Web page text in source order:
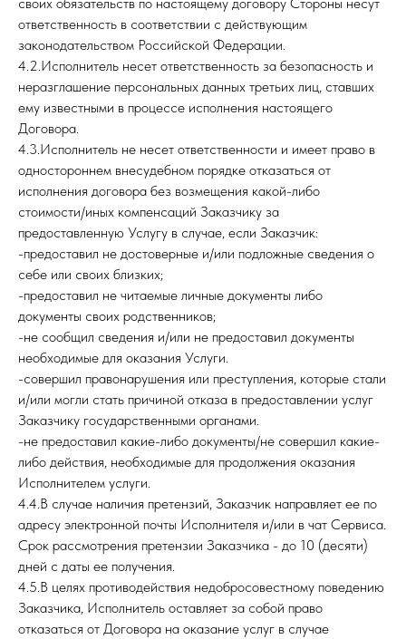
ответственность в соответствии с действующим
законодательством Российской Федерации.
4.2.Исполнитель несет ответственность за безопасность и
неразглашение персональных данных третьих лиц, ставших
ему известными в процессе исполнения настоящего
Договора.
4.3.Исполнитель не несет ответственности и имеет право в
одностороннем внесудебном порядке отказаться от
исполнения договора без возмещения какой-либо
стоимости/иных компенсаций Заказчику за
предоставленную Услугу в случае, если Заказчик:
-предоставил не достоверные и/или подложные сведения о
себе или своих близких;
-предоставил не читаемые личные документы либо
документы своих родственников;
-не сообщил сведения и/или не предоставил документы
необходимые для оказания Услуги.
-совершил правонарушения или преступления, которые стали
и/или могли стать причиной отказа в предоставлении услуг
Заказчику государственными органами.
-не предоставил какие-либо документы/не совершил какие-
либо действия, необходимые для продолжения оказания
Исполнителем услуги.
4.4.В случае наличия претензий, Заказчик направляет ее по
адресу электронной почты Исполнителя и/или в чат Сервиса.
Срок рассмотрения претензии Заказчика - до 10 (десяти)
дней с даты ее получения.
4.5.В целях противодействия недобросовестному поведению
Заказчика, Исполнитель оставляет за собой право
отказаться от Договора на оказание услуг в случае